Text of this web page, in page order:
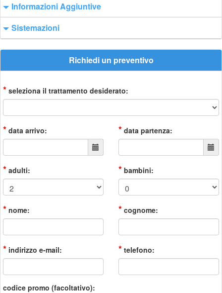
Informazioni Aggiuntive
Sistemazioni
Richiedi un preventivo
* seleziona il trattamento desiderato:
* data arrivo: * data partenza:
* adulti: * bambini:
* nome: * cognome:
* indirizzo e-mail: * telefono:
codice promo (facoltativo):